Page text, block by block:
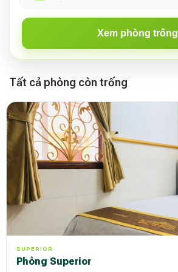
Xem phòng trống
Tất cả phòng còn trống
SUPERIOR
Phòng Superior